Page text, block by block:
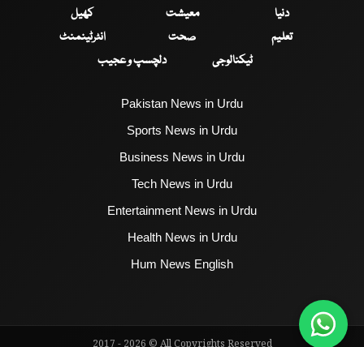
دنیا
معیشت
کھیل
تعلیم
صحت
انٹرٹینمنٹ
ٹیکنالوجی
دلچسپ و عجیب
Pakistan News in Urdu
Sports News in Urdu
Business News in Urdu
Tech News in Urdu
Entertainment News in Urdu
Health News in Urdu
Hum News English